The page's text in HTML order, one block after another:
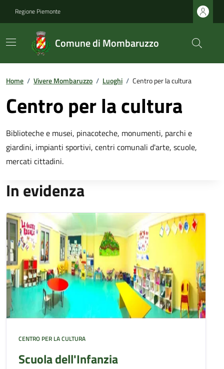
Regione Piemonte
Comune di Mombaruzzo
Home / Vivere Mombaruzzo / Luoghi / Centro per la cultura
Centro per la cultura
Biblioteche e musei, pinacoteche, monumenti, parchi e
giardini, impianti sportivi, centri comunali d'arte, scuole,
mercati cittadini.
In evidenza
CENTRO PER LA CULTURA
Scuola dell'Infanzia